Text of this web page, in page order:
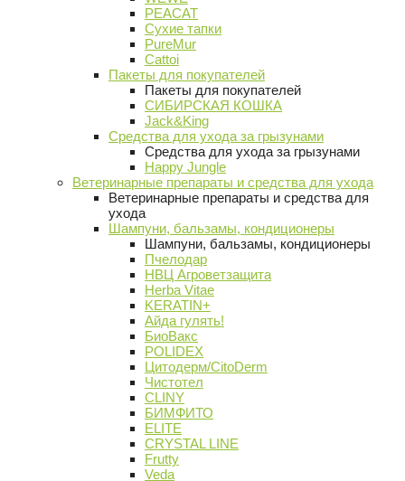
PEACAT
Сухие тапки
PureMur
Cattoi
Пакеты для покупателей
Пакеты для покупателей
СИБИРСКАЯ КОШКА
Jack&King
Средства для ухода за грызунами
Средства для ухода за грызунами
Happy Jungle
Ветеринарные препараты и средства для ухода
Ветеринарные препараты и средства для
ухода
Шампуни, бальзамы, кондиционеры
Шампуни, бальзамы, кондиционеры
Пчелодар
НВЦ Агроветзащита
Herba Vitae
KERATIN+
Айда гулять!
БиоВакс
POLIDEX
Цитодерм/CitoDerm
Чистотел
CLINY
БИМФИТО
ELITE
CRYSTAL LINE
Frutty
Veda